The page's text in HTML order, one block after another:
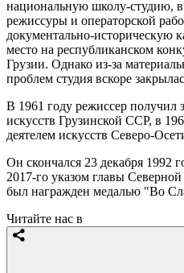
национальную школу-студию,
режиссуры и операторской
документально-историческую
место на республиканском
Грузии. Однако из-за
проблем студия вскоре
В 1961 году режиссер получил
искусств Грузинской ССР, в
деятелем искусств Северо-
Он скончался 23 декабря 1992
2017-го указом главы
был награжден медалью "Во
Читайте нас в